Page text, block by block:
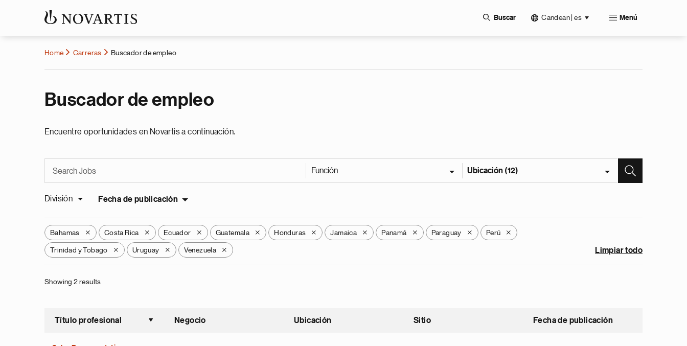
Buscar Candean | es Menú
Home Carreras Buscador de empleo
Buscador de empleo
Encuentre oportunidades en Novartis a continuación.
Función Ubicación (12)
División Fecha de publicación
Bahamas X Costa Rica X Ecuador X Guatemala X Honduras X Jamaica X Panamá X Paraguay X Perú X
Trinidad y Tobago X Uruguay X Venezuela X Limpiar todo
Showing 2 results
Título profesional
Ordenar ascendente
Negocio Ubicación Sitio Fecha de publicación